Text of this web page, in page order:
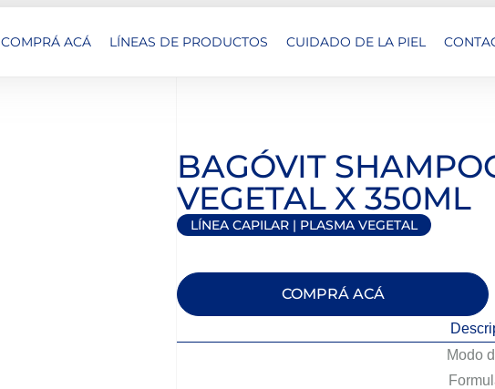
COMPRÁ ACÁ LÍNEAS DE PRODUCTOS CUIDADO DE LA PIEL
BAGÓVIT
VEGETAL X 350ML
LÍNEA CAPILAR | PLASMA VEGETAL
COMPRÁ ACÁ
Modo